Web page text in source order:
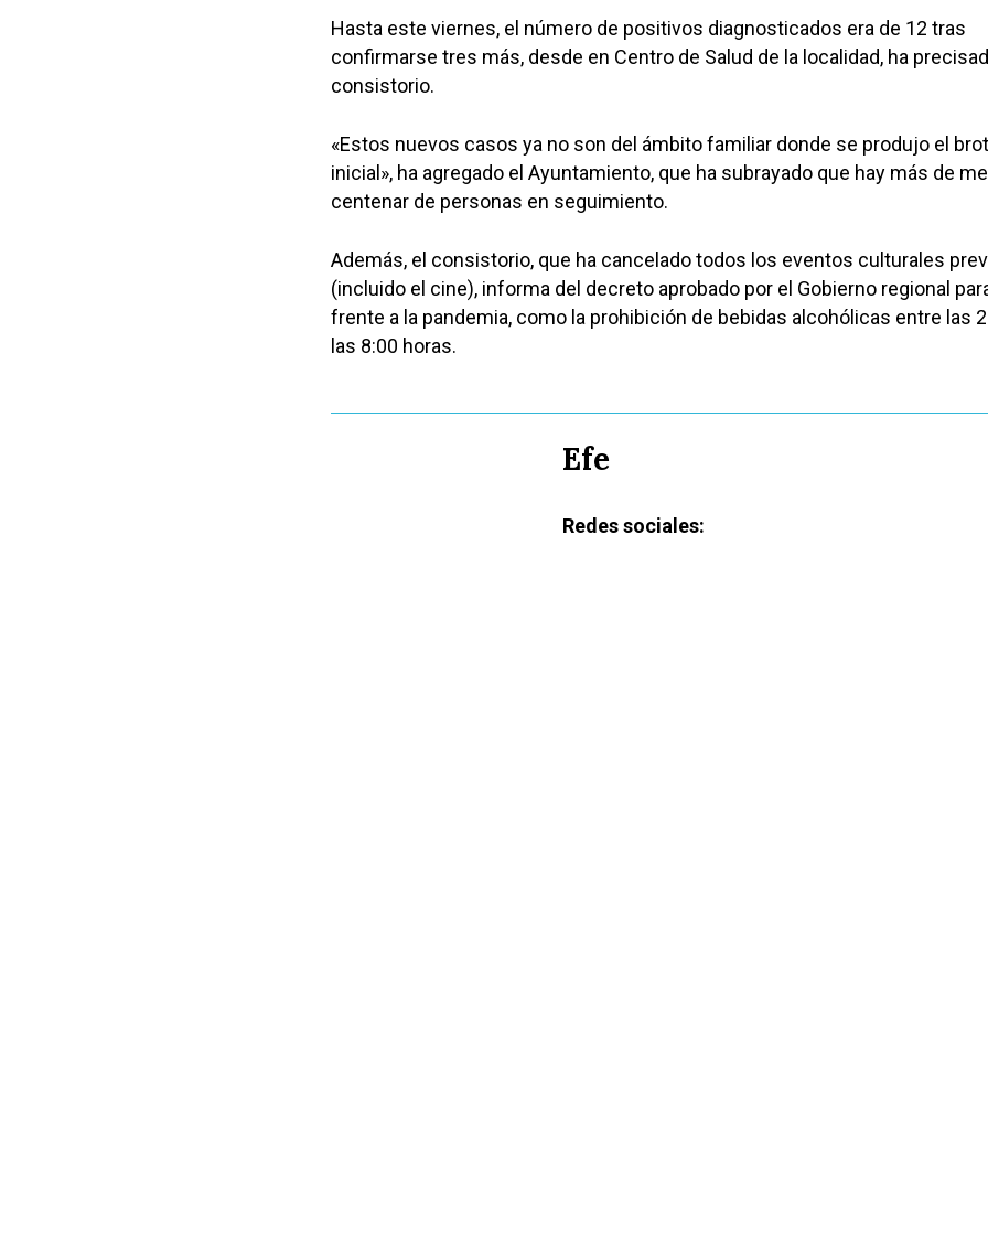
Hasta este viernes, el número de positivos diagnosticados era de 12 tras
confirmarse tres más, desde en Centro de Salud de la localidad, ha
consistorio.
«Estos nuevos casos ya no son del ámbito familiar donde se produjo el
inicial», ha agregado el Ayuntamiento, que ha subrayado que hay más de
centenar de personas en seguimiento.
Además, el consistorio, que ha cancelado todos los eventos culturales
(incluido el cine), informa del decreto aprobado por el Gobierno regional
frente a la pandemia, como la prohibición de bebidas alcohólicas entre las
las 8:00 horas.
Efe
Redes sociales: